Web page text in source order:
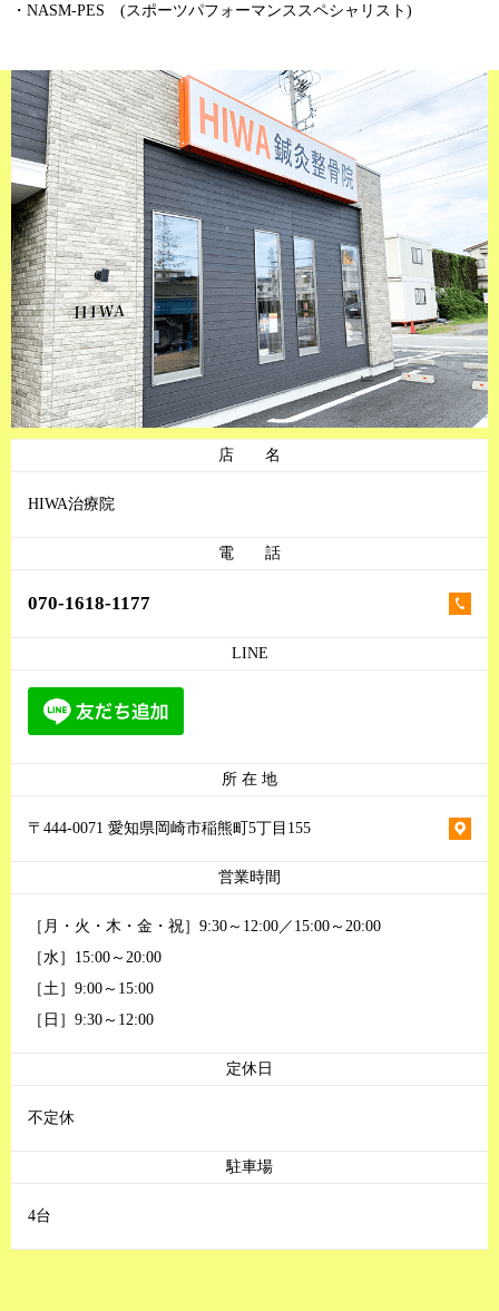
・NASM-PES (スポーツパフォーマンススペシャリスト)
店 名
HIWA治療院
電 話
070-1618-1177
LINE
所 在 地
〒444-0071 愛知県岡崎市稲熊町5丁目155
営業時間
［月・火・木・金・祝］9:30～12:00／15:00～20:00
［水］15:00～20:00
［土］9:00～15:00
［日］9:30～12:00
定休日
不定休
駐車場
4台